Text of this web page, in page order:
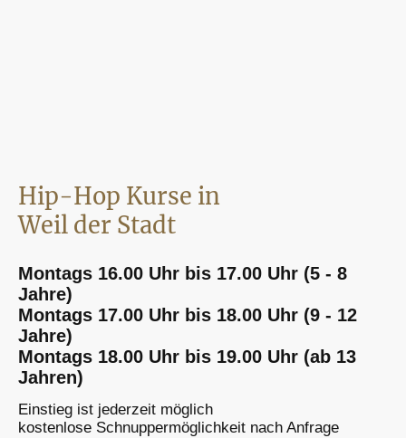
Hip-Hop Kurse in
Weil der Stadt
Montags 16.00 Uhr bis 17.00 Uhr (5 - 8
Jahre)
Montags 17.00 Uhr bis 18.00 Uhr (9 - 12
Jahre)
Montags 18.00 Uhr bis 19.00 Uhr (ab 13
Jahren)
Einstieg ist jederzeit möglich
kostenlose Schnuppermöglichkeit nach Anfrage